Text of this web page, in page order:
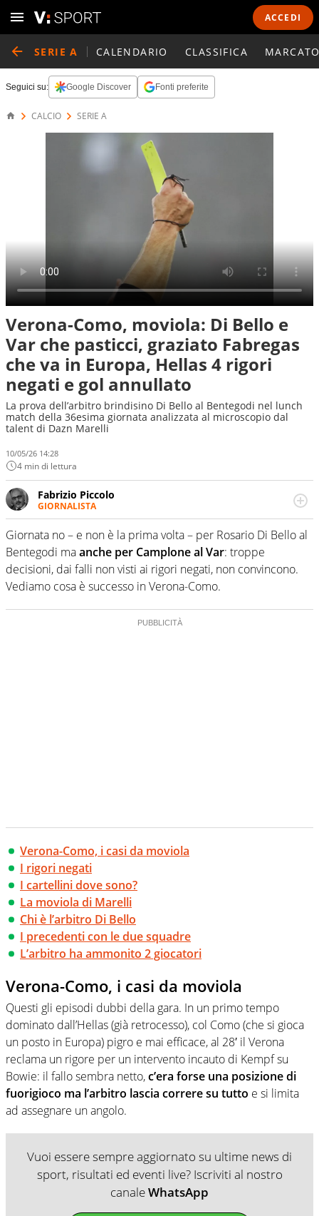
ACCEDI
SERIE A CALENDARIO CLASSIFICA
Seguici su: Google Discover Fonti preferite
CALCIO SERIE A
Verona-Como, moviola: Di Bello e
Var che pasticci, graziato Fabregas
che va in Europa, Hellas 4 rigori
negati e gol annullato
La prova dell’arbitro brindisino Di Bello al Bentegodi nel lunch
match della 36esima giornata analizzata al microscopio dal
talent di Dazn Marelli
10/05/26 14:28
4 min di lettura
Fabrizio Piccolo
GIORNALISTA
Nella sua carriera ha seguito numerose manifestazioni
sportive e collaborato con agenzie e testate. Esperienza,
competenza, conoscenza e memoria storica. Si occupa
prevalentemente di calcio
Giornata no – e non è la prima volta – per Rosario Di Bello al
Bentegodi maanche per Camplone al Var: troppe
decisioni, dai falli non visti ai rigori negati, non convincono.
Vediamo cosa è successo in Verona-Como.
Verona-Como, i casi da moviola
I rigori negati
I cartellini dove sono?
La moviola di Marelli
Chi è l’arbitro Di Bello
I precedenti con le due squadre
L’arbitro ha ammonito 2 giocatori
Verona-Como, i casi da moviola
Questi gli episodi dubbi della gara. In un primo tempo
dominato dall’Hellas (già retrocesso), col Como (che si gioca
un posto in Europa) pigro e mai efficace, al 28′ il Verona
reclama un rigore per un intervento incauto di Kempf su
Bowie: il fallo sembra netto,c’era forse una posizione di
fuorigioco ma l’arbitro lascia correre su tutto e si limita
ad assegnare un angolo.
Vuoi essere sempre aggiornato su ultime news di
sport, risultati ed eventi live? Iscriviti al nostro
canaleWhatsApp